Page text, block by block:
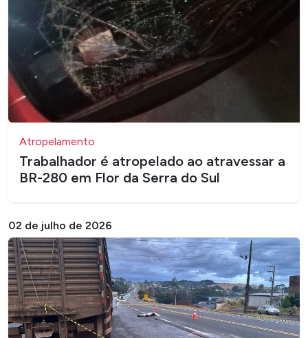
Atropelamento
Trabalhador é atropelado ao atravessar a
BR-280 em Flor da Serra do Sul
02 de julho de 2026